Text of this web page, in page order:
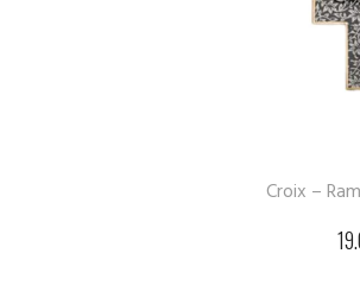
Croix –